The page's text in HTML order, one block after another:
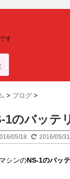
す
> ブログ >
1のバッテ
05/18 2016/05/31
シンのNS-1のバッ